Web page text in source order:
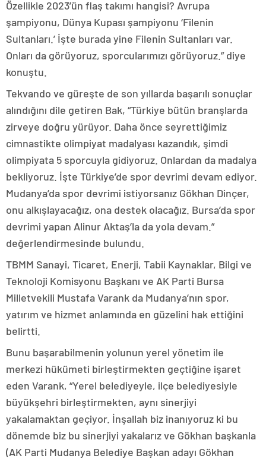
Özellikle 2023’ün flaş takımı hangisi? Avrupa
şampiyonu, Dünya Kupası şampiyonu ‘Filenin
Sultanları.’ İşte burada yine Filenin Sultanları var.
Onları da görüyoruz, sporcularımızı görüyoruz.” diye
konuştu.
Tekvando ve güreşte de son yıllarda başarılı sonuçlar
alındığını dile getiren Bak, “Türkiye bütün branşlarda
zirveye doğru yürüyor. Daha önce seyrettiğimiz
cimnastikte olimpiyat madalyası kazandık, şimdi
olimpiyata 5 sporcuyla gidiyoruz. Onlardan da madalya
bekliyoruz. İşte Türkiye’de spor devrimi devam ediyor.
Mudanya’da spor devrimi istiyorsanız Gökhan Dinçer,
onu alkışlayacağız, ona destek olacağız. Bursa’da spor
devrimi yapan Alinur Aktaş’la da yola devam.”
değerlendirmesinde bulundu.
TBMM Sanayi, Ticaret, Enerji, Tabii Kaynaklar, Bilgi ve
Teknoloji Komisyonu Başkanı ve AK Parti Bursa
Milletvekili Mustafa Varank da Mudanya’nın spor,
yatırım ve hizmet anlamında en güzelini hak ettiğini
belirtti.
Bunu başarabilmenin yolunun yerel yönetim ile
merkezi hükümeti birleştirmekten geçtiğine işaret
eden Varank, “Yerel belediyeyle, ilçe belediyesiyle
büyükşehri birleştirmekten, aynı sinerjiyi
yakalamaktan geçiyor. İnşallah biz inanıyoruz ki bu
dönemde biz bu sinerjiyi yakalarız ve Gökhan başkanla
(AK Parti Mudanya Belediye Başkan adayı Gökhan